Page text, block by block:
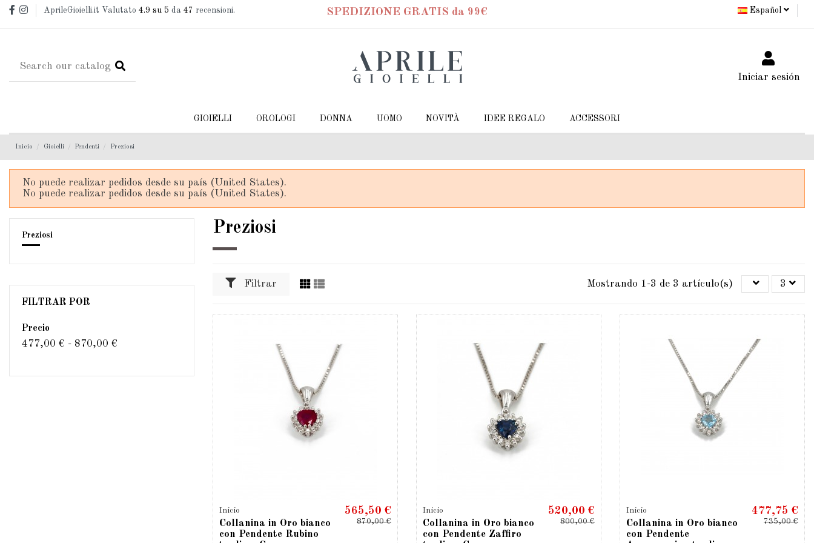
AprileGioielli.it Valutato4.9 su 5 da47 recensioni. SPEDIZIONE GRATIS da 99€ Español
Iniciar sesión
GIOIELLI OROLOGI DONNA UOMO NOVITÀ IDEE REGALO ACCESSORI
Inicio Gioielli Pendenti Preziosi
No puede realizar pedidos desde su país (United States).
No puede realizar pedidos desde su país (United States).
Preziosi
Filtrar Mostrando 1-3 de 3 artículo(s) 3
Inicio
Collanina in Oro bianco
con Pendente Rubino
565,50 €
870,00 €
Inicio
Collanina in Oro bianco
con Pendente Zaffiro
520,00 €
800,00 €
Inicio
Collanina in Oro bianco
con Pendente
477,75 €
735,00 €
Preziosi
FILTRAR POR
Precio
477,00 € - 870,00 €